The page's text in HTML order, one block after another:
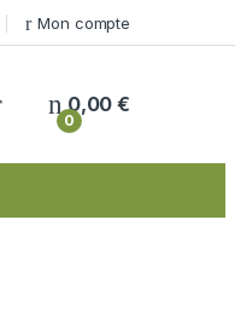
Mon compte
My Account
0
0,00€